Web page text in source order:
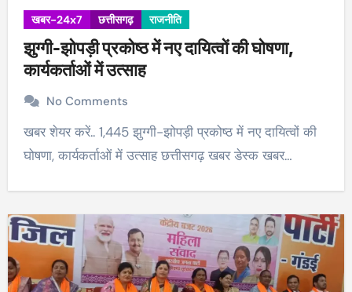
खबर-24x7 छत्तीसगढ़ राजनीति
झुग्गी-झोपड़ी प्रकोष्ठ में नए दायित्वों की घोषणा,
कार्यकर्ताओं में उत्साह
No Comments
खबर शेयर करें.. 1,445 झुग्गी-झोपड़ी प्रकोष्ठ में नए दायित्वों की
घोषणा, कार्यकर्ताओं में उत्साह छत्तीसगढ़ खबर डेस्क खबर…